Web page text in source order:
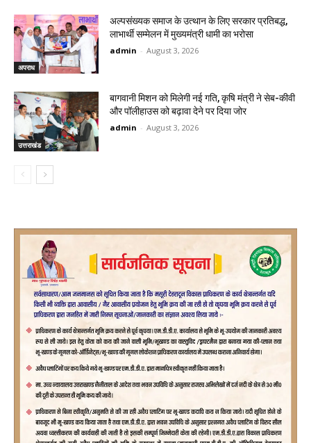
अपराध
अल्पसंख्यक समाज के उत्थान के लिए सरकार प्रतिबद्ध,
लाभार्थी सम्मेलन में मुख्यमंत्री धामी का भरोसा
admin - August 3, 2026
उत्तराखंड
बागवानी मिशन को मिलेगी नई गति, कृषि मंत्री ने सेब-कीवी
और पॉलीहाउस को बढ़ावा देने पर दिया जोर
admin - August 3, 2026